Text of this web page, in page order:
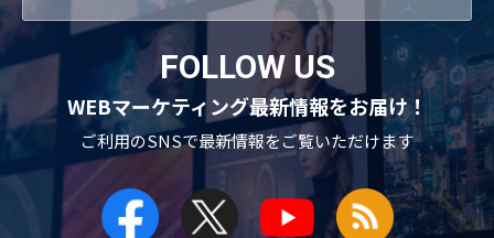
FOLLOW US
WEBマーケティング最新情報をお届け！
ご利用のSNSで最新情報をご覧いただけます